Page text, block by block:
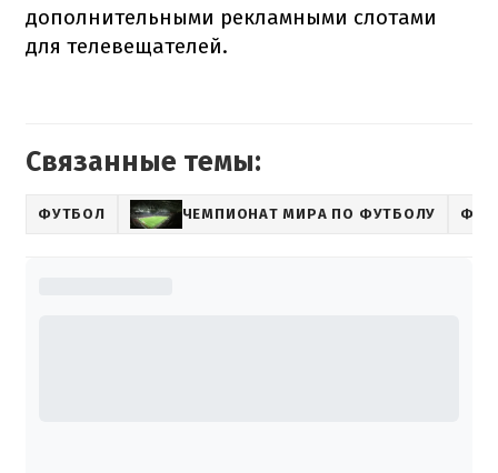
дополнительными рекламными слотами
для телевещателей.
Связанные темы:
ФУТБОЛ ЧЕМПИОНАТ МИРА ПО ФУТБОЛУ